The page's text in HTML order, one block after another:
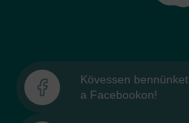
Kövessen bennünket
a Facebookon!